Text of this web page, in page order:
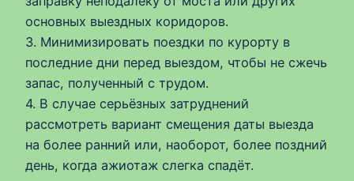
основных выездных коридоров.
3. Минимизировать поездки по курорту в
последние дни перед выездом, чтобы не сжечь
запас, полученный с трудом.
4. В случае серьёзных затруднений
рассмотреть вариант смещения даты выезда
на более ранний или, наоборот, более поздний
день, когда ажиотаж слегка спадёт.